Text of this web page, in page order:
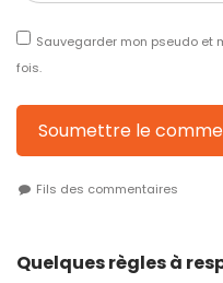
Sauvegarder mon pseudo et
fois.
Soumettre le
Fils des commentaires
Quelques règles à